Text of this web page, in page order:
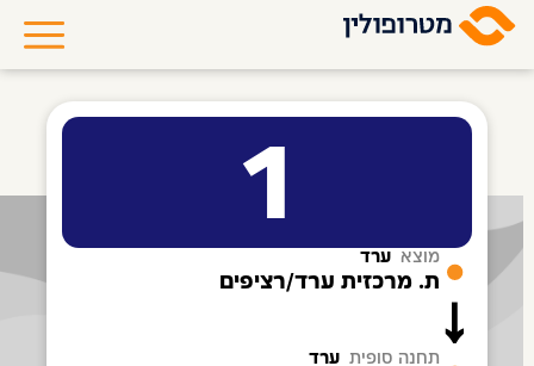
1
מוצא ערד
ת. מרכזית ערד/רציפים
תחנה סופית ערד